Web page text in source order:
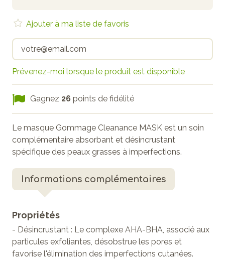
Prévenez-moi lorsque le produit est disponible
Ajouter à ma liste de favoris
Gagnez 26 points de fidélité
Le masque Gommage Cleanance MASK est un soin
complémentaire absorbant et désincrustant
spécifique des peaux grasses à imperfections.
Informations complémentaires
Propriétés
- Désincrustant : Le complexe AHA-BHA, associé aux
particules exfoliantes, désobstrue les pores et
favorise l'élimination des imperfections cutanées.